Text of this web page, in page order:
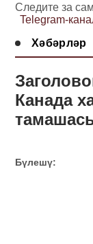
Следите за
Telegram-
Хәбәрләр
Канада
Бүлешү: